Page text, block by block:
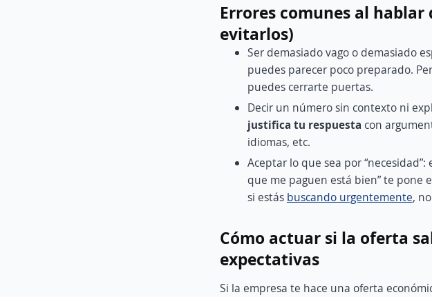
Errores comunes al
evitarlos)
Ser demasiado vago o demasiado
puedes parecer poco preparado.
puedes cerrarte puertas.
Decir un número sin contexto ni
justifica tu respuesta con
idiomas, etc.
Aceptar lo que sea por
que me paguen está bien” te pone
si estás buscando urgentemente,
Cómo actuar si la oferta
expectativas
Si la empresa te hace una oferta